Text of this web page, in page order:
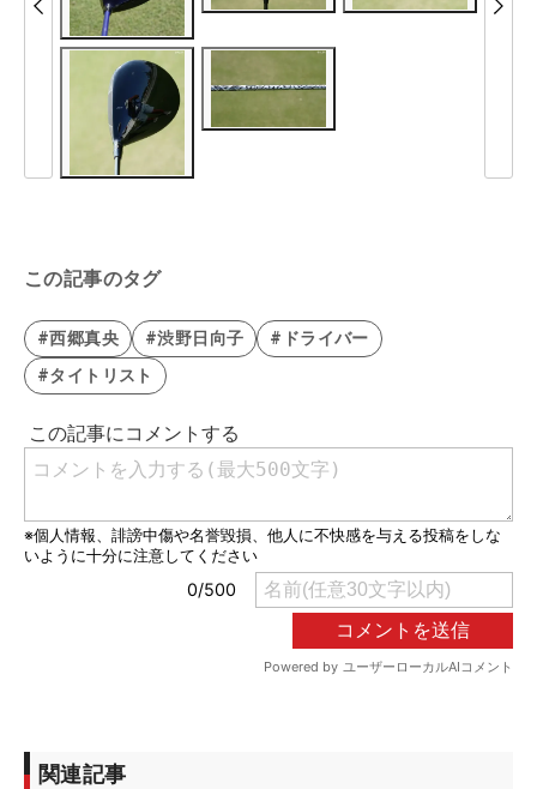
この記事のタグ
#西郷真央 #渋野日向子
#ドライバー
#タイトリスト
関連記事